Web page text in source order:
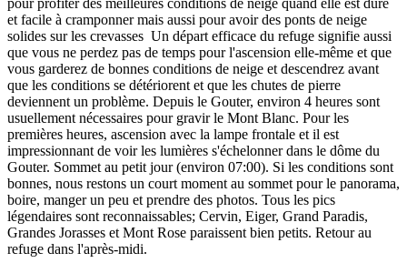
pour profiter des meilleures conditions de neige quand elle est dure
et facile à cramponner mais aussi pour avoir des ponts de neige
solides sur les crevasses Un départ efficace du refuge signifie aussi
que vous ne perdez pas de temps pour l'ascension elle-même et que
vous garderez de bonnes conditions de neige et descendrez avant
que les conditions se détériorent et que les chutes de pierre
deviennent un problème. Depuis le Gouter, environ 4 heures sont
usuellement nécessaires pour gravir le Mont Blanc. Pour les
premières heures, ascension avec la lampe frontale et il est
impressionnant de voir les lumières s'échelonner dans le dôme du
Gouter. Sommet au petit jour (environ 07:00). Si les conditions sont
bonnes, nous restons un court moment au sommet pour le panorama,
boire, manger un peu et prendre des photos. Tous les pics
légendaires sont reconnaissables; Cervin, Eiger, Grand Paradis,
Grandes Jorasses et Mont Rose paraissent bien petits. Retour au
refuge dans l'après-midi.